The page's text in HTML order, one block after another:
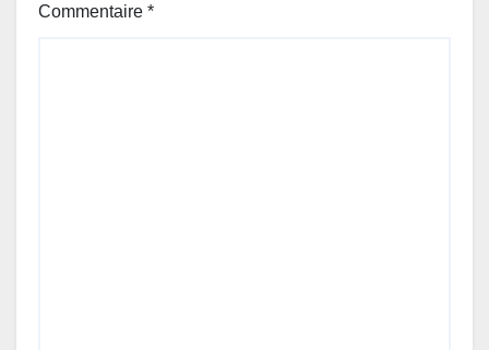
Commentaire *